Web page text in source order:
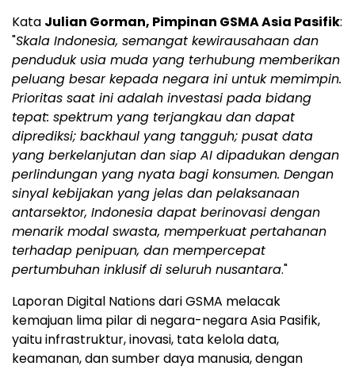
Kata Julian Gorman, Pimpinan GSMA Asia Pasifik:
"Skala Indonesia, semangat kewirausahaan dan
penduduk usia muda yang terhubung memberikan
peluang besar kepada negara ini untuk memimpin.
Prioritas saat ini adalah investasi pada bidang
tepat: spektrum yang terjangkau dan dapat
diprediksi; backhaul yang tangguh; pusat data
yang berkelanjutan dan siap AI dipadukan dengan
perlindungan yang nyata bagi konsumen. Dengan
sinyal kebijakan yang jelas dan pelaksanaan
antarsektor, Indonesia dapat berinovasi dengan
menarik modal swasta, memperkuat pertahanan
terhadap penipuan, dan mempercepat
pertumbuhan inklusif di seluruh nusantara."
Laporan Digital Nations dari GSMA melacak
kemajuan lima pilar di negara-negara Asia Pasifik,
yaitu infrastruktur, inovasi, tata kelola data,
keamanan, dan sumber daya manusia, dengan